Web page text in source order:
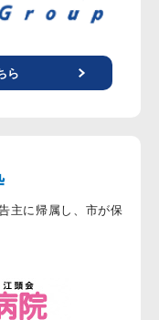
ら
主に帰属し、市が保